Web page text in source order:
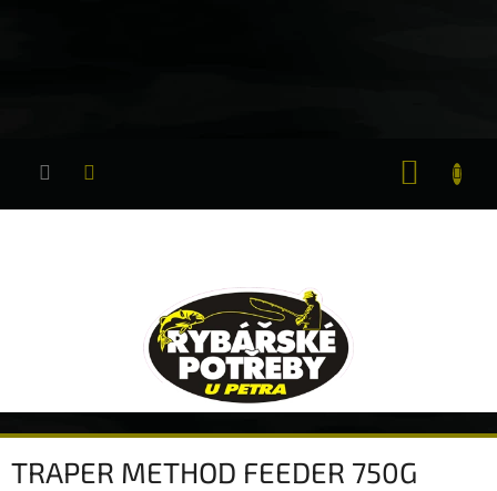
TRAPER METHOD FEEDER 750G